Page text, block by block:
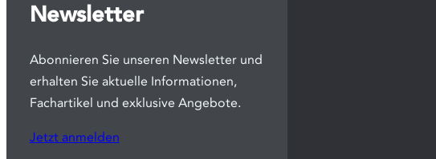
Newsletter
Abonnieren Sie unseren Newsletter und
erhalten Sie aktuelle Informationen,
Fachartikel und exklusive Angebote.
Jetzt anmelden